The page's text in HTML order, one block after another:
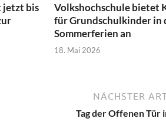
jetzt bis
Volkshochschule bietet
für Grundschulkinder in
Sommerferien an
18. Mai 2026
NÄCHSTER
Tag der Offenen Tür